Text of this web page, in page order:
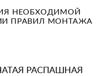
НЕОБХОДИМОЙ
ПРАВИЛ МОНТАЖА
РАСПАШНАЯ